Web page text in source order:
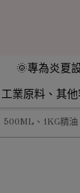
🌞專為炎夏
工業原料、其
500ML、1KG精油